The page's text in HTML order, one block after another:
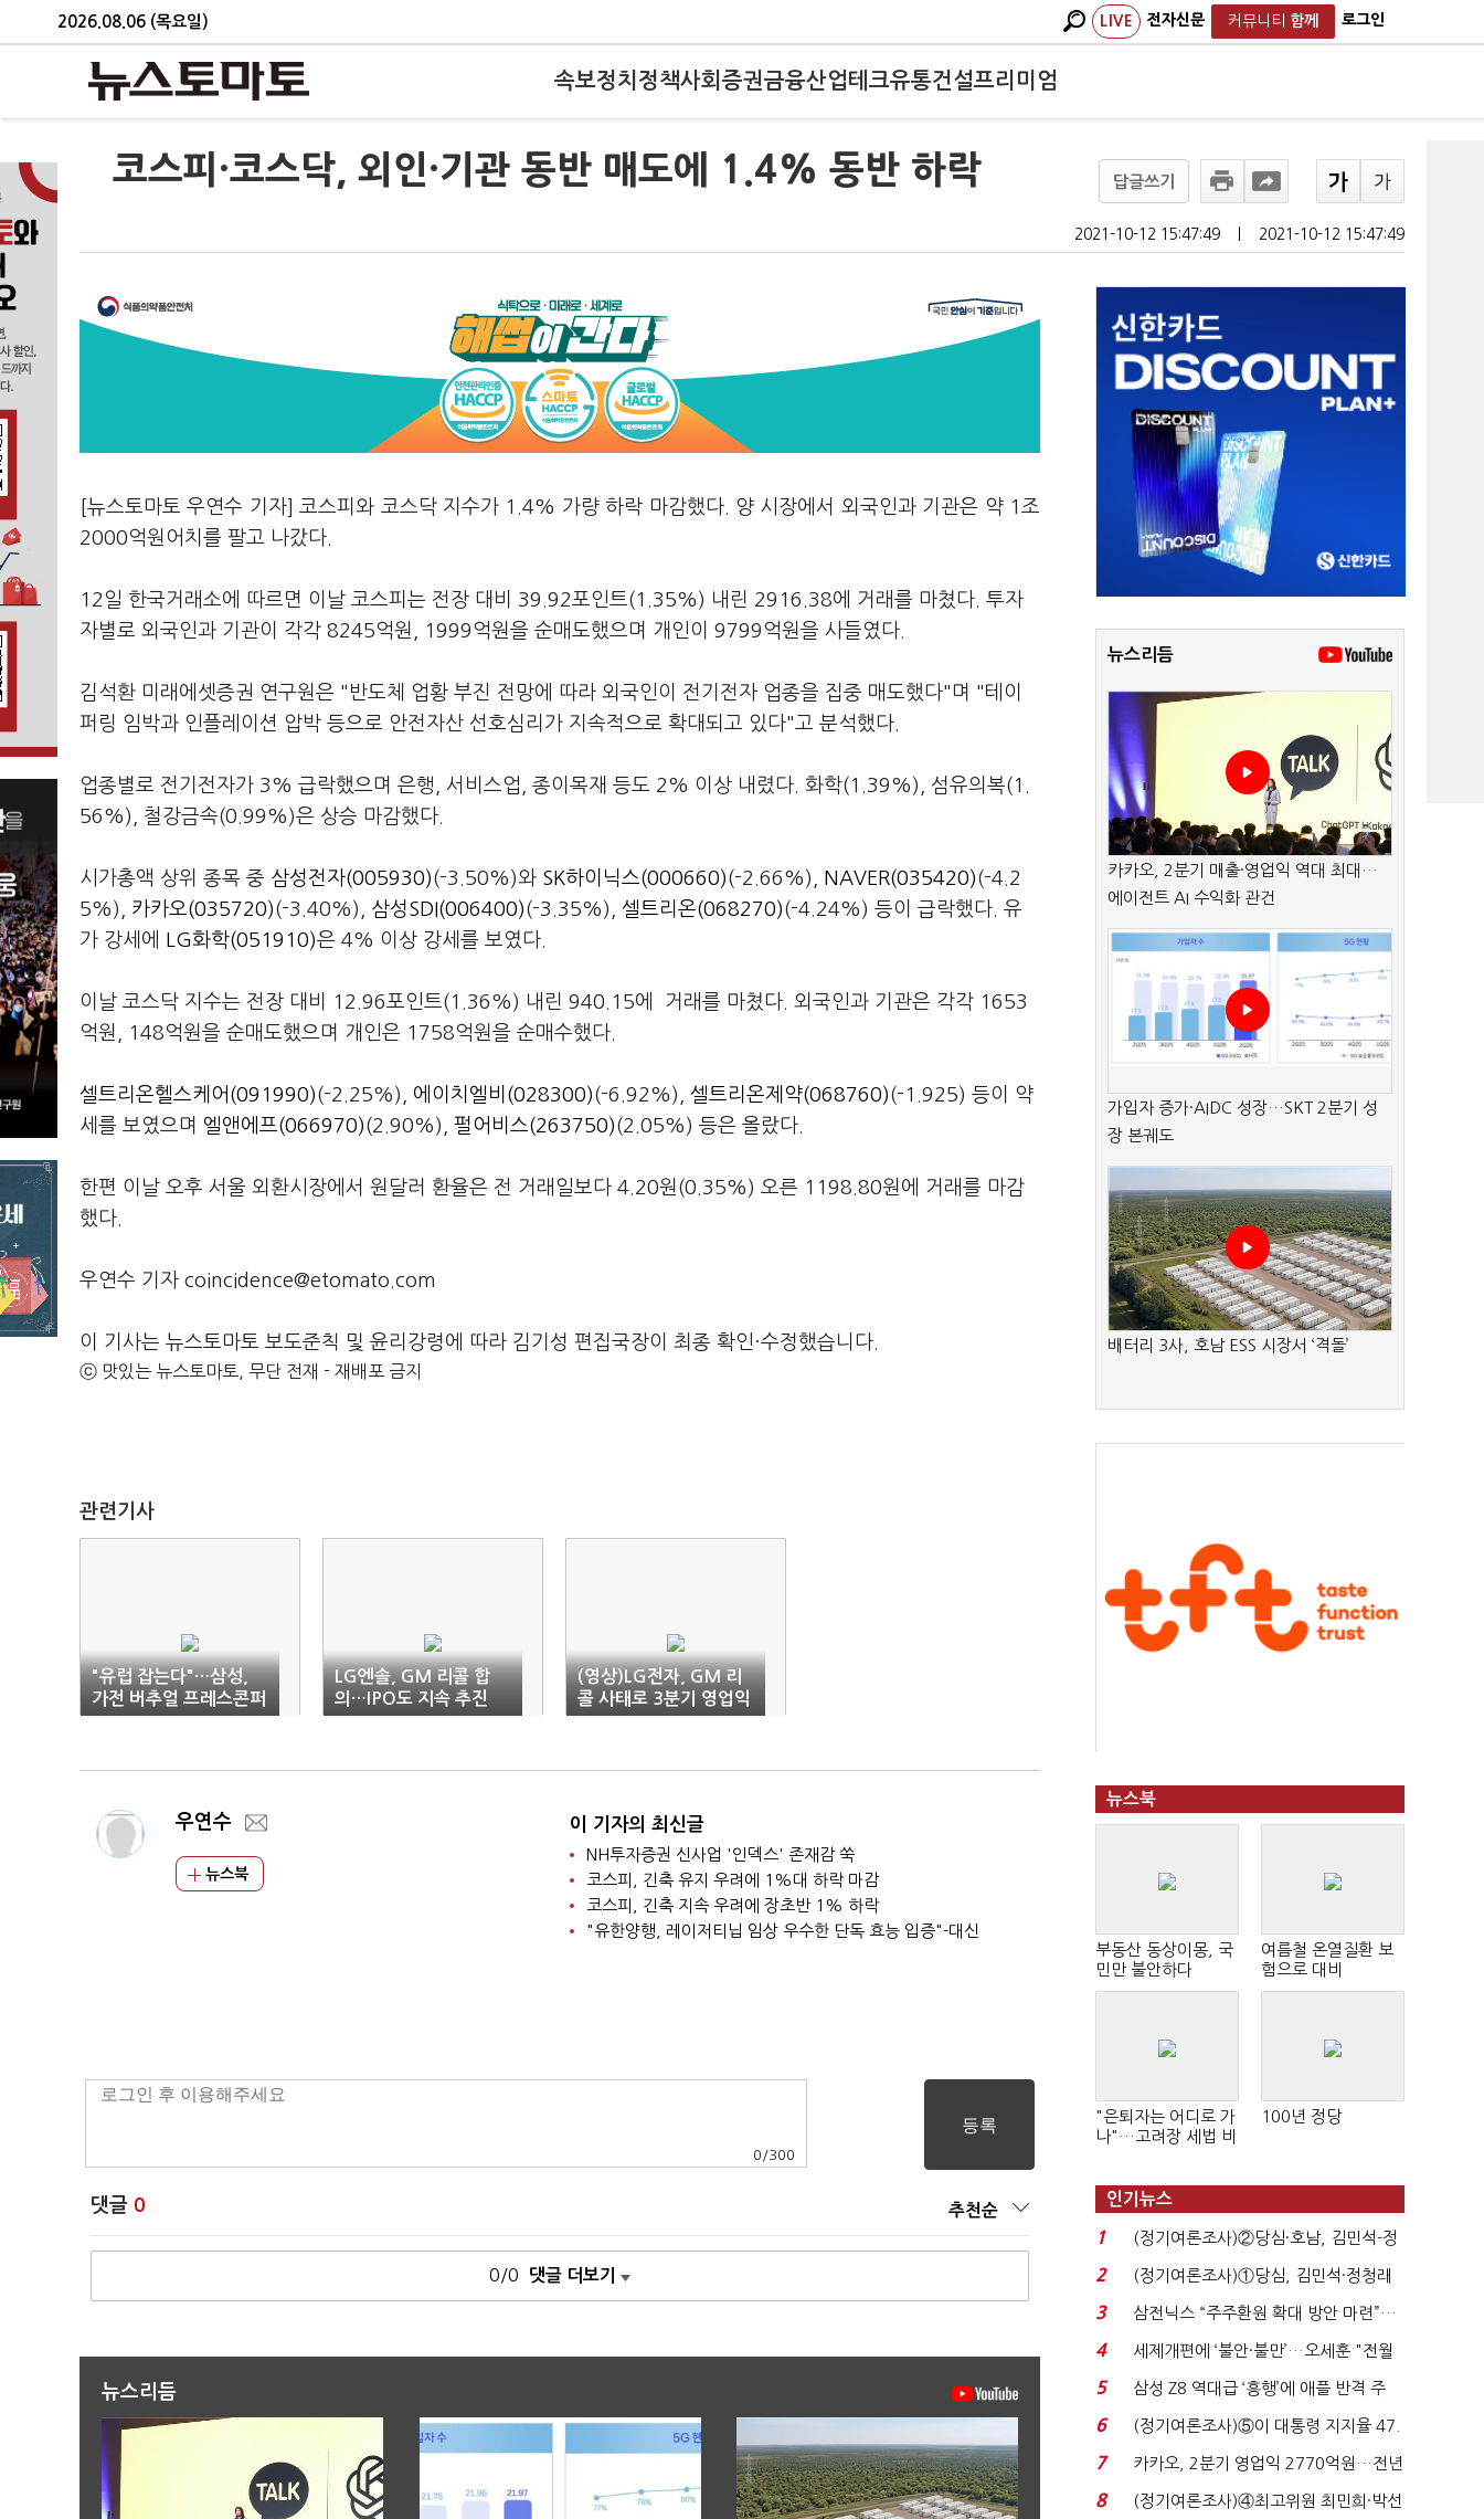
2026.08.06 (목요일) LIVE 전자신문 커뮤니티 함께 로그인
속보정치 정책사회 증권금융산업테크유통건설프리미엄
코스피·코스닥, 외인·기관 동반 매도에 1.4% 동반 하락 답글쓰기
2021-10-12 15:47:49 2021-10-12 15:47:49
[뉴스토마토 우연수 기자] 코스피와 코스닥 지수가 1.4% 가량 하락 마감했다. 양 시장에서 외국인과 기관은 약 1조
2000억원어치를 팔고 나갔다.
12일 한국거래소에 따르면 이날 코스피는 전장 대비 39.92포인트(1.35%) 내린 2916.38에 거래를 마쳤다. 투자
자별로 외국인과 기관이 각각 8245억원, 1999억원을 순매도했으며 개인이 9799억원을 사들였다.
김석환 미래에셋증권 연구원은 "반도체 업황 부진 전망에 따라 외국인이 전기전자 업종을 집중 매도했다"며 "테이
퍼링 임박과 인플레이션 압박 등으로 안전자산 선호심리가 지속적으로 확대되고 있다"고 분석했다.
업종별로 전기전자가 3% 급락했으며 은행, 서비스업, 종이목재 등도 2% 이상 내렸다. 화학(1.39%), 섬유의복(1.
56%), 철강금속(0.99%)은 상승 마감했다.
시가총액 상위 종목 중 삼성전자(005930)(-3.50%)와 SK하이닉스(000660)(-2.66%), NAVER(035420)(-4.2
5%), 카카오(035720)(-3.40%), 삼성SDI(006400)(-3.35%), 셀트리온(068270)(-4.24%) 등이 급락했다. 유
가 강세에
LG화학(051910)은 4% 이상 강세를 보였다.
이날 코스닥 지수는 전장 대비 12.96포인트(1.36%) 내린 940.15에 거래를 마쳤다. 외국인과 기관은 각각 1653
억원, 148억원을 순매도했으며 개인은 1758억원을 순매수했다.
셀트리온헬스케어(091990)(-2.25%), 에이치엘비(028300)(-6.92%), 셀트리온제약(068760)(-1.925) 등이 약
세를 보였으며 엘앤에프(066970)(2.90%), 펄어비스(263750)(2.05%) 등은 올랐다.
한편 이날 오후 서울 외환시장에서 원달러 환율은 전 거래일보다 4.20원(0.35%) 오른 1198.80원에 거래를 마감
했다.
우연수 기자 coincidence@etomato.com
이 기사는 뉴스토마토 보도준칙 및 윤리강령에 따라 김기성 편집국장이 최종 확인·수정했습니다.
ⓒ 맛있는 뉴스토마토, 무단 전재 - 재배포 금지
관련기사
"유럽 잡는다"…삼성,
가전 버추얼 프레스콘퍼
런스 진행
LG엔솔, GM 리콜 합
의…IPO도 지속 추진
(영상)LG전자, GM 리
콜 사태로 3분기 영업익
'반토막'
우연수
뉴스북
이 기자의 최신글
NH투자증권 신사업 '인덱스' 존재감 쑥
코스피, 긴축 유지 우려에 1%대 하락 마감
코스피, 긴축 지속 우려에 장초반 1% 하락
"유한양행, 레이저티닙 임상 우수한 단독 효능 입증"-대신
0 /300
댓글 0 추천순
0/0 댓글 더보기
뉴스리듬
뉴스리듬
카카오, 2분기 매출·영업익 역대 최대…
에이전트 AI 수익화 관건
가입자 증가·AIDC 성장…SKT 2분기 성
장 본궤도
배터리 3사, 호남 ESS 시장서 ‘격돌’
뉴스북
부동산 동상이몽, 국
민만 불안하다
여름철 온열질환 보
험으로 대비
"은퇴자는 어디로 가
나"…고려장 세법 비
100년 정당
인기뉴스
1
(정기여론조사)②당심·호남, 김민석-정
청래 '초접전'...
2
(정기여론조사)①당심, 김민석·정청래
'초접전'…대통령 ...
3
삼전닉스 “주주환원 확대 방안 마련”…
로이터에 성명...
4
세제개편에 ‘불안·불만’…오세훈 "전월
세 구하기 더 ...
5
삼성 Z8 역대급 ‘흥행’에 애플 반격 주
목…9월 ‘폴...
6
(정기여론조사)⑤이 대통령 지지율 47.
7%…일주일 만에 ...
7
카카오, 2분기 영업익 2770억원…전년
비 36% 증가...
8
(정기여론조사)④최고위원 최민희·박선